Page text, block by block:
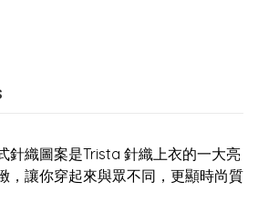
針織圖案是Trista 針織上衣的一大亮
，讓你穿起來與眾不同，更顯時尚質